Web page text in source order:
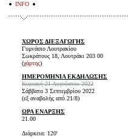
INFO
ΧΩΡΟΣ ΔΙΕΞΑΓΩΓΗΣ
Γυμνάσιο Λουτρακίου
Σωκράτους 18, Λουτράκι 203 00
(χάρτης)
ΗΜΕΡΟΜΗΝΙΑ ΕΚΔΗΛΩΣΗΣ
Κυριακή 21 Αυγούστου 2022
Σάββατο 3 Σεπτεμβρίου 2022
(εξ αναβολής από 21/8)
ΩΡΑ ΕΝΑΡΞΗΣ
21.00
Διάρκεια: 120'